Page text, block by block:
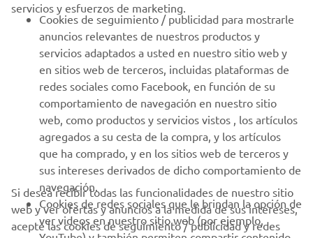
PROFESIONALES
MÁS YAMAHA
AYUDA
BOLETÍN DE NOTICIAS
Sé el primero en enterarte de las últimas ofertas, eventos
especiales, novedades
servicios y esfuerzos de marketing.
Cookies de seguimiento / publicidad para mostrarle
anuncios relevantes de nuestros productos y
servicios adaptados a usted en nuestro sitio web y
en sitios web de terceros, incluidas plataformas de
redes sociales como Facebook, en función de su
comportamiento de navegación en nuestro sitio
web, como productos y servicios vistos , los artículos
agregados a su cesta de la compra, y los artículos
que ha comprado, y en los sitios web de terceros y
sus intereses derivados de dicho comportamiento de
navegación.
Cookies de redes sociales que le brindan la opción de
ver videos en nuestro sitio web (por ejemplo,
Si desea recibir todas las funcionalidades de nuestro sitio
web y ver ofertas y anuncios a la medida de sus intereses,
acepte las cookies de seguimiento / publicidad y redes